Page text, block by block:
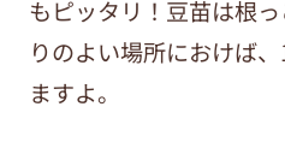
もピッタリ！豆苗は根
りのよい場所におけば
ますよ。